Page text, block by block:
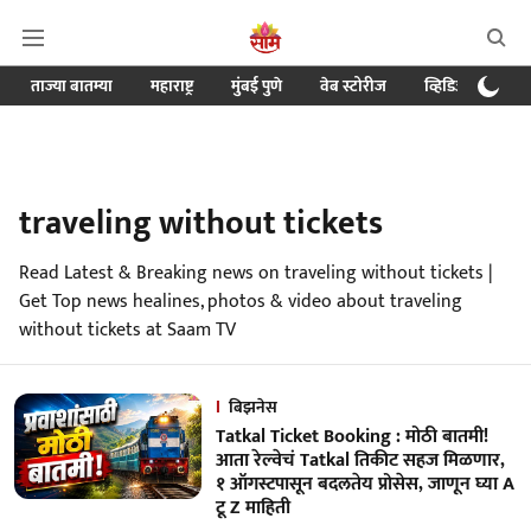
ताज्या बातम्या महाराष्ट्र मुंबई पुणे वेब स्टोरीज व्हिडिओ
traveling without tickets
Read Latest & Breaking news on traveling without tickets |
Get Top news healines, photos & video about traveling
without tickets at Saam TV
बिझनेस
Tatkal Ticket Booking : मोठी बातमी!
आता रेल्वेचं Tatkal तिकीट सहज मिळणार,
१ ऑगस्टपासून बदलतेय प्रोसेस, जाणून घ्या A
टू Z माहिती